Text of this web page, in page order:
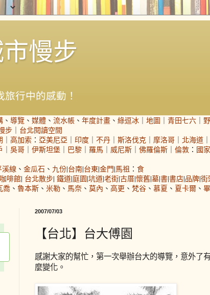
慢步
行中的感動！
、 導覽 、 媒體 、 流水帳 、 年度計畫 、 綠逗冰 ｜ 地圖 ｜ 青田七六 ｜
步 ｜ 台北閱讀空間
｜ 高加索 ： 亞美尼亞 ｜ 印度 ｜ 不丹 ｜ 斯洛伐克 ｜ 摩洛哥 ｜ 北海道 ｜
｜ 吳哥 ｜ 伊斯坦堡 ｜ 巴黎 ｜ 羅馬 ｜ 威尼斯 ｜ 佛羅倫斯 ｜ 倫敦 ： 國
溪線 、 金瓜石 、 九份|台南|台東|金門|馬祖 ： 食
啡館| 台北散步| 鐵道|庭園|坑道|老街|古厝|懷舊|墓|書|書店|品牌|街
喬 、 魯本斯 、 米勒 、 馬奈 、 莫內 、 高更 、 梵谷 、 慕夏 、 夏卡爾 、
2007/07/03
【台北】台大傅園
感謝大家的幫忙，第一次舉辦台大的導覽，意外了
麼變化。